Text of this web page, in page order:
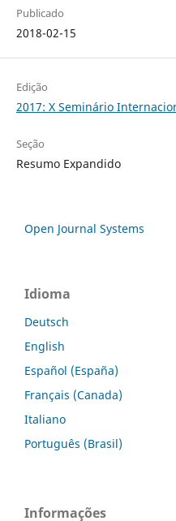
Publicado
2018-02-15
Edição
2017: X Seminário
Seção
Resumo Expandido
Open Journal Systems
Idioma
Deutsch
English
Español (España)
Français (Canada)
Italiano
Português (Brasil)
Informações